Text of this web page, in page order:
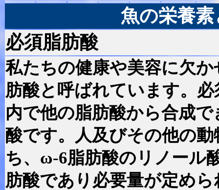
魚の栄養
必須脂肪酸
私たちの健康や美容に欠
肪酸と呼ばれています。 必
内で他の脂肪酸から合成
酸です。人及びその他の
ち、ω-6脂肪酸のリノール
肪酸であり必要量が定めら